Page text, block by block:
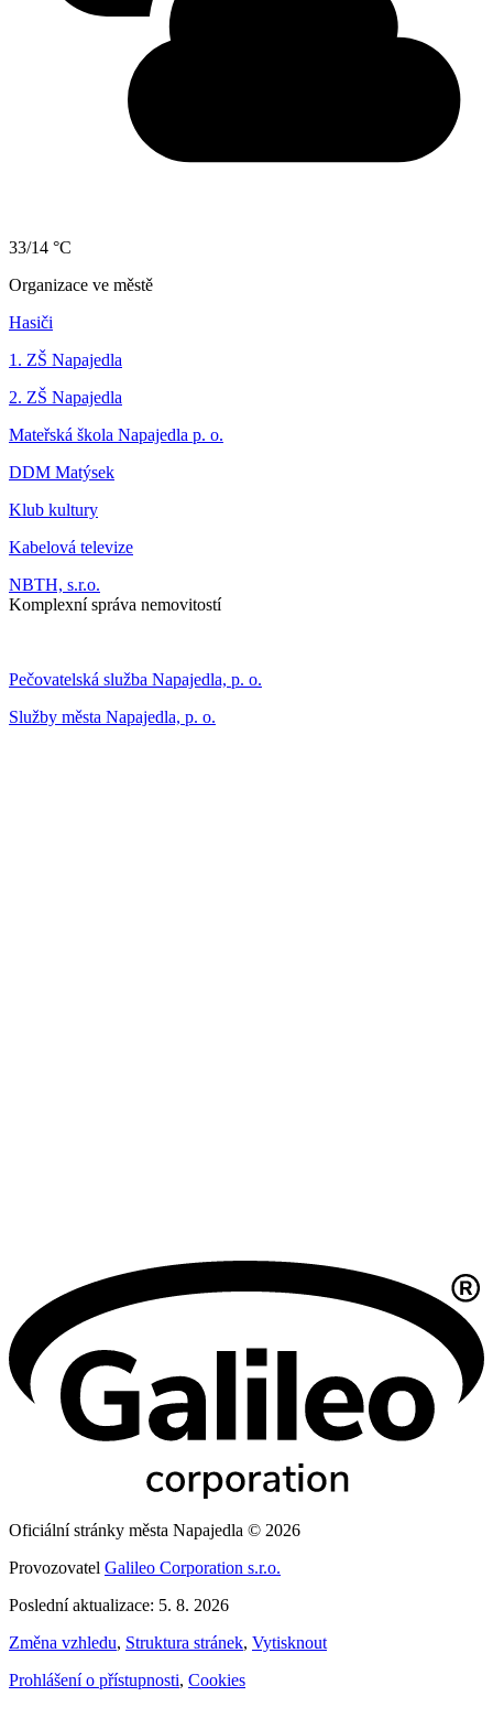
33/14 °C
Organizace ve městě
Hasiči
1. ZŠ Napajedla
2. ZŠ Napajedla
Mateřská škola Napajedla p. o.
DDM Matýsek
Klub kultury
Kabelová televize
NBTH, s.r.o.
Komplexní správa nemovitostí
Pečovatelská služba Napajedla, p. o.
Služby města Napajedla, p. o.
Oficiální stránky města Napajedla © 2026
Provozovatel Galileo Corporation s.r.o.
Poslední aktualizace: 5. 8. 2026
Změna vzhledu, Struktura stránek, Vytisknout
Prohlášení o přístupnosti, Cookies